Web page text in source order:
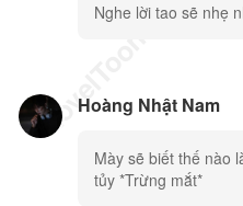
Nghe lời tao sẽ nhẹ
Hoàng Nhật Nam
Mày sẽ biết thế nào
tủy *Trừng mắt*